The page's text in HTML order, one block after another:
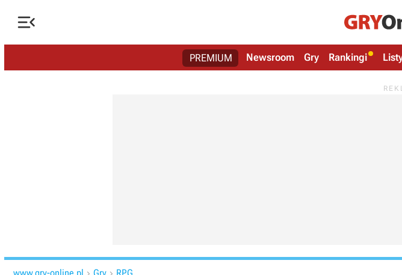

PREMIUM Newsroom Gry Rankingi
www.gry-online.pl Gry RPG